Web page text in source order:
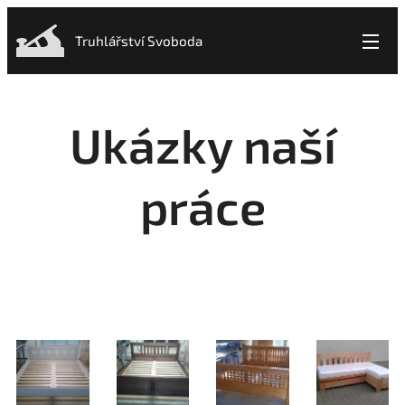
Truhlářství Svoboda
Ukázky naší
práce